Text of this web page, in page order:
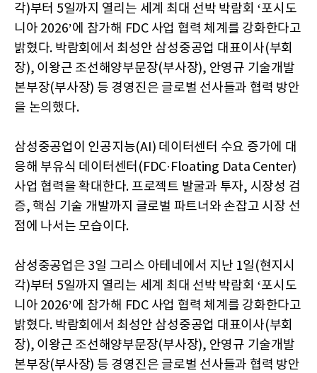
각)부터 5일까지 열리는 세계 최대 선박 박람회 ‘포시도
니아 2026’에 참가해 FDC 사업 협력 체계를 강화한다고
밝혔다. 박람회에서 최성안 삼성중공업 대표이사(부회
장), 이왕근 조선해양부문장(부사장), 안영규 기술개발
본부장(부사장) 등 경영진은 글로벌 선사들과 협력 방안
을 논의했다.
삼성중공업이 인공지능(AI) 데이터센터 수요 증가에 대
응해 부유식 데이터센터(FDC·Floating Data Center)
사업 협력을 확대한다. 프로젝트 발굴과 투자, 시장성 검
증, 핵심 기술 개발까지 글로벌 파트너와 손잡고 시장 선
점에 나서는 모습이다.
삼성중공업은 3일 그리스 아테네에서 지난 1일(현지시
각)부터 5일까지 열리는 세계 최대 선박 박람회 ‘포시도
니아 2026’에 참가해 FDC 사업 협력 체계를 강화한다고
밝혔다. 박람회에서 최성안 삼성중공업 대표이사(부회
장), 이왕근 조선해양부문장(부사장), 안영규 기술개발
본부장(부사장) 등 경영진은 글로벌 선사들과 협력 방안